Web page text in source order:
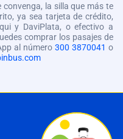
convenga, la silla que más te
ya sea tarjeta de crédito,
y DaviPlata, o efectivo a
comprar los pasajes de
al número 300 3870041 o